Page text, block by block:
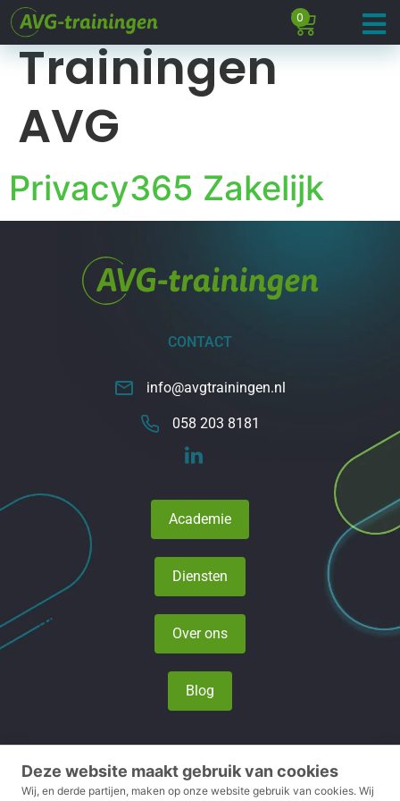
Deze website maakt gebruik van cookies
Wij, en derde partijen, maken op onze website gebruik van cookies. Wij
0
Trainingen
AVG
Privacy365 Zakelijk
CONTACT
058 203 8181
info@avgtrainingen.nl
Academie
Diensten
Over ons
Blog
Privacy- en cookieverklaring